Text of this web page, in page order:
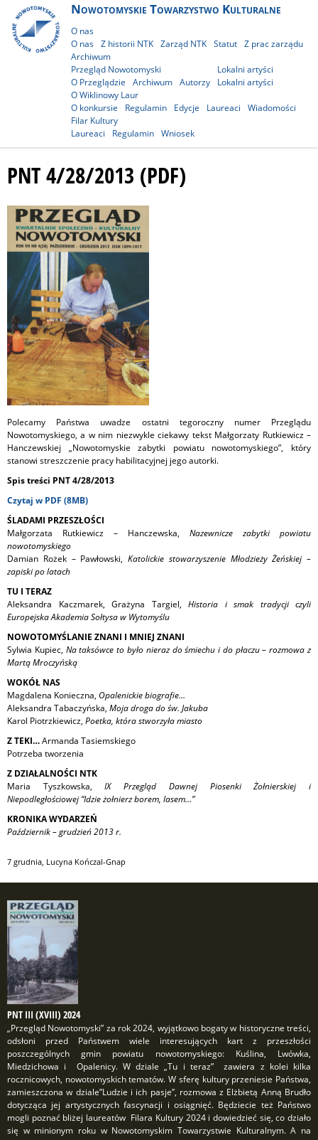
Nowotomyskie Towarzystwo Kulturalne
O nas
O nas Z historii NTK Zarząd NTK Statut Z prac zarządu
Archiwum
Przegląd Nowotomyski
O Przeglądzie
Archiwum Autorzy
Lokalni artyści
Lokalni artyści
O Wiklinowy Laur
O konkursie
Regulamin Edycje Laureaci
Wiadomości
Filar Kultury
Laureaci
Regulamin Wniosek
PNT 4/28/2013 (PDF)
Polecamy Państwa uwadze ostatni tegoroczny numer Przeglądu
Nowotomyskiego, a w nim niezwykle ciekawy tekst Małgorzaty Rutkiewicz –
Hanczewskiej „Nowotomyskie zabytki powiatu nowotomyskiego”, który
stanowi streszczenie pracy habilitacyjnej jego autorki.
Spis treści PNT 4/28/2013
Czytaj w PDF (8MB)
ŚLADAMI PRZESZŁOŚCI
Małgorzata Rutkiewicz – Hanczewska, Nazewnicze zabytki powiatu
nowotomyskiego
Damian Rożek – Pawłowski, Katolickie stowarzyszenie Młodzieży Żeńskiej –
zapiski po latach
TU I TERAZ
Aleksandra Kaczmarek, Grażyna Targiel, Historia i smak tradycji czyli
Europejska Akademia Sołtysa w Wytomyślu
NOWOTOMYŚLANIE ZNANI I MNIEJ ZNANI
Sylwia Kupiec, Na taksówce to było nieraz do śmiechu i do płaczu – rozmowa z
Martą Mroczyńską
WOKÓŁ NAS
Magdalena Konieczna, Opalenickie biografie…
Aleksandra Tabaczyńska, Moja droga do św. Jakuba
Karol Piotrzkiewicz, Poetka, która stworzyła miasto
Z TEKI…Armanda Tasiemskiego
Potrzeba tworzenia
Z DZIAŁALNOŚCI NTK
Maria Tyszkowska,IX Przegląd Dawnej Piosenki Żołnierskiej i
Niepodległościowej “Idzie żołnierz borem, lasem…”
KRONIKA WYDARZEŃ
Październik – grudzień 2013 r.
7 grudnia, Lucyna Kończal-Gnap
PNT III (XVIII) 2024
„Przegląd Nowotomyski” za rok 2024, wyjątkowo bogaty w historyczne treści,
odsłoni przed Państwem wiele interesujących kart z przeszłości
poszczególnych gmin powiatu nowotomyskiego: Kuślina, Lwówka,
Miedzichowa i Opalenicy. W dziale „Tu i teraz” zawiera z kolei kilka
rocznicowych, nowotomyskich tematów. W sferę kultury przeniesie Państwa,
zamieszczona w dziale”Ludzie i ich pasje”, rozmowa z Elżbietą Anną Brudło
dotycząca jej artystycznych fascynacji i osiągnięć. Będziecie też Państwo
mogli poznać bliżej laureatów Filara Kultury 2024 i dowiedzieć się, co działo
się w minionym roku w Nowotomyskim Towarzystwie Kulturalnym. A na